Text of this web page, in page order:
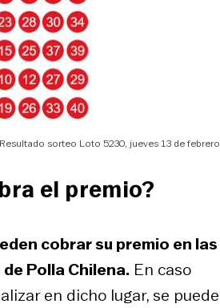
Resultado sorteo Loto 5230, jueves 13 de febrero
el premio?
cobrar su premio en las
Polla Chilena. En caso
en dicho lugar, se puede